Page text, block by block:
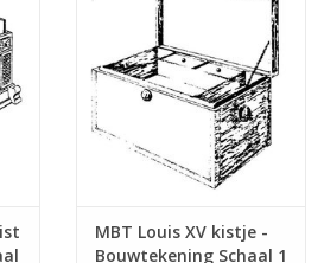
0
MBT Louis XV kistje -
Bouwtekening Schaal 1